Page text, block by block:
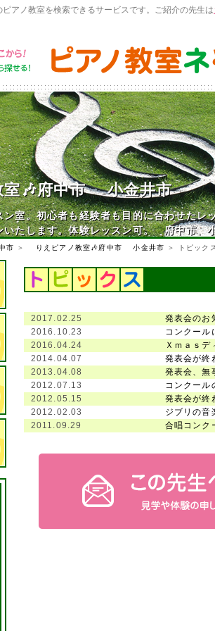
アノ教室を検索できるサービスです。ご紹介の先生は
🎶府中市 小金井市
室。初心者も経験者も目的に合わせたレ
いたします。体験レッスン可。 府中市、
市 ＞ りえピアノ教室🎶府中市 小金井市 ＞ トピック
2017.02.25
発表会のお
2016.10.23
コンクール
2016.04.24
Ｘｍａｓデ
2014.04.07
発表会が終
2013.04.08
発表会、無
2012.07.13
コンクール
2012.05.15
発表会が終
2012.02.03
ジブリの音
2011.09.29
合唱コンク